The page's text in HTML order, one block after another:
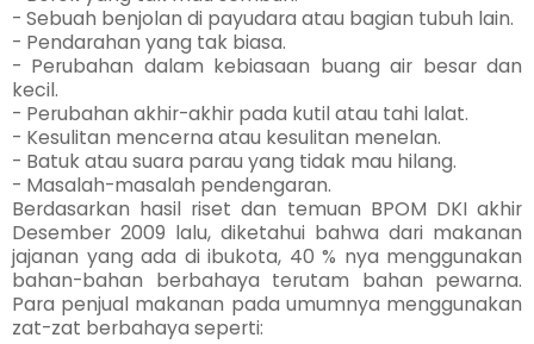
- Sebuah benjolan di payudara atau bagian tubuh lain.
- Pendarahan yang tak biasa.
- Perubahan dalam kebiasaan buang air besar dan
kecil.
- Perubahan akhir-akhir pada kutil atau tahi lalat.
- Kesulitan mencerna atau kesulitan menelan.
- Batuk atau suara parau yang tidak mau hilang.
- Masalah-masalah pendengaran.
Berdasarkan hasil riset dan temuan BPOM DKI akhir
Desember 2009 lalu, diketahui bahwa dari makanan
jajanan yang ada di ibukota, 40 % nya menggunakan
bahan-bahan berbahaya terutam bahan pewarna.
Para penjual makanan pada umumnya menggunakan
zat-zat berbahaya seperti: